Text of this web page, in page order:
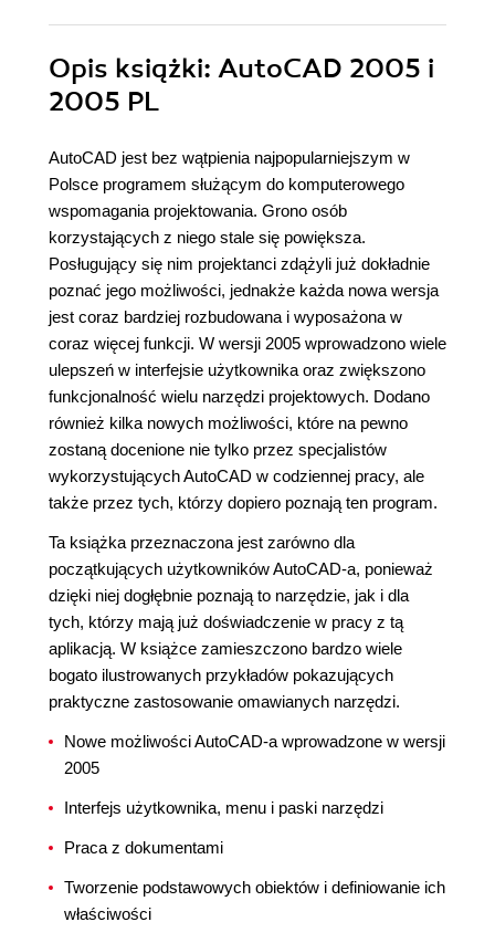
Opis książki: AutoCAD 2005 i
2005 PL
AutoCAD jest bez wątpienia najpopularniejszym w
Polsce programem służącym do komputerowego
wspomagania projektowania. Grono osób
korzystających z niego stale się powiększa.
Posługujący się nim projektanci zdążyli już dokładnie
poznać jego możliwości, jednakże każda nowa wersja
jest coraz bardziej rozbudowana i wyposażona w
coraz więcej funkcji. W wersji 2005 wprowadzono wiele
ulepszeń w interfejsie użytkownika oraz zwiększono
funkcjonalność wielu narzędzi projektowych. Dodano
również kilka nowych możliwości, które na pewno
zostaną docenione nie tylko przez specjalistów
wykorzystujących AutoCAD w codziennej pracy, ale
także przez tych, którzy dopiero poznają ten program.
Ta książka przeznaczona jest zarówno dla
początkujących użytkowników AutoCAD-a, ponieważ
dzięki niej dogłębnie poznają to narzędzie, jak i dla
tych, którzy mają już doświadczenie w pracy z tą
aplikacją. W książce zamieszczono bardzo wiele
bogato ilustrowanych przykładów pokazujących
praktyczne zastosowanie omawianych narzędzi.
Nowe możliwości AutoCAD-a wprowadzone w wersji
2005
Interfejs użytkownika, menu i paski narzędzi
Praca z dokumentami
Tworzenie podstawowych obiektów i definiowanie ich
właściwości